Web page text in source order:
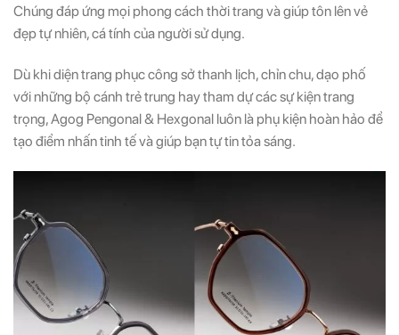
Chúng đáp ứng mọi phong cách thời trang và giúp tôn lên vẻ
đẹp tự nhiên, cá tính của người sử dụng.
Dù khi diện trang phục công sở thanh lịch, chỉn chu, dạo phố
với những bộ cánh trẻ trung hay tham dự các sự kiện trang
trọng, Agog Pengonal & Hexgonal luôn là phụ kiện hoàn hảo để
tạo điểm nhấn tinh tế và giúp bạn tự tin tỏa sáng.